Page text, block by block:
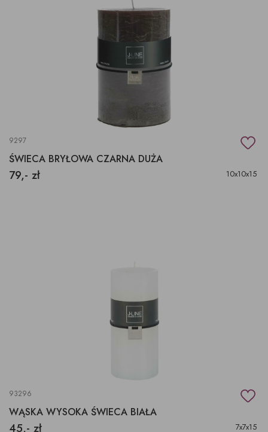
9297
ŚWIECA BRYŁOWA CZARNA DUŻA
79,- zł 10x10x15
93296
WĄSKA WYSOKA ŚWIECA BIAŁA
45,- zł 7x7x15